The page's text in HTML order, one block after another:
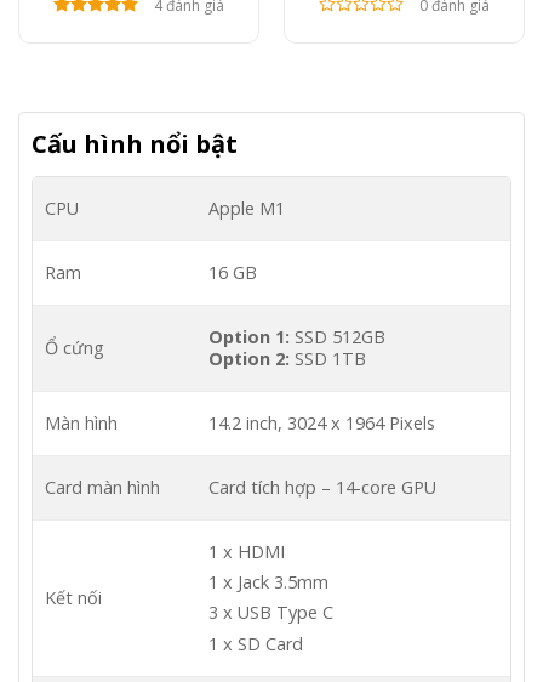
15.6″ FullHD4 đánh giá 0 đánh giá
Cấu hình nổi bật
CPU Apple M1
Ram 16 GB
Ổ cứng Option 1: SSD 512GB
Option 2: SSD 1TB
Màn hình 14.2 inch, 3024 x 1964 Pixels
Card màn hình Card tích hợp – 14-core GPU
Kết nối
1 x HDMI
1 x Jack 3.5mm
3 x USB Type C
1 x SD Card